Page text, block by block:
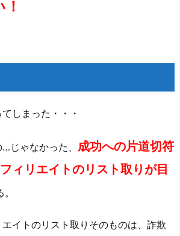
しまった・・・
じゃなかった、 成功への片道切符
ィリエイトのリスト取りが目
イトのリスト取りそのものは、詐欺